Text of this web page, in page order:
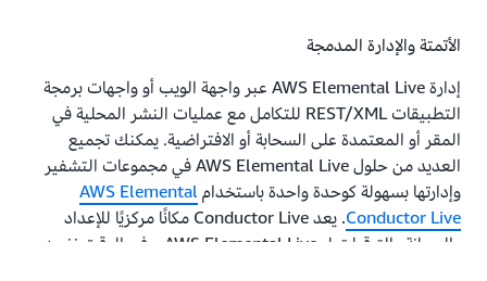
الأتمتة والإدارة المدمجة
إدارة AWS Elemental Live عبر واجهة الويب أو واجهات برمجة
التطبيقات REST/XML للتكامل مع عمليات النشر المحلية في
المقر أو المعتمدة على السحابة أو الافتراضية. يمكنك تجميع
العديد من حلول AWS Elemental Live في مجموعات التشفير
وإدارتها بسهولة كوحدة واحدة باستخدام AWS Elemental
Conductor Live
. يعد Conductor Live مكانًا مركزيًا للإعداد
والصيانة والترقيات لـ AWS Elemental Live، وفي الوقت نفسه